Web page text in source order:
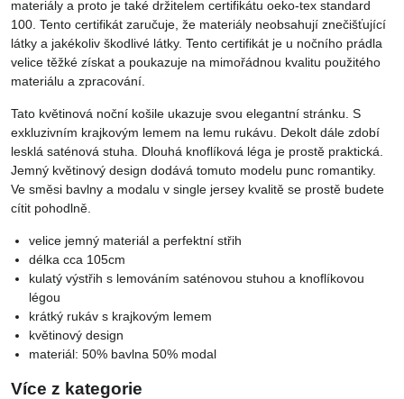
materiály a proto je také držitelem certifikátu oeko-tex standard
100. Tento certifikát zaručuje, že materiály neobsahují znečišťující
látky a jakékoliv škodlivé látky. Tento certifikát je u nočního prádla
velice těžké získat a poukazuje na mimořádnou kvalitu použitého
materiálu a zpracování.
Tato květinová noční košile ukazuje svou elegantní stránku. S
exkluzivním krajkovým lemem na lemu rukávu. Dekolt dále zdobí
lesklá saténová stuha. Dlouhá knoflíková léga je prostě praktická.
Jemný květinový design dodává tomuto modelu punc romantiky.
Ve směsi bavlny a modalu v single jersey kvalitě se prostě budete
cítit pohodlně.
velice jemný materiál a perfektní střih
délka cca 105cm
kulatý výstřih s lemováním saténovou stuhou a knoflíkovou
légou
krátký rukáv s krajkovým lemem
květinový design
materiál: 50% bavlna 50% modal
Více z kategorie